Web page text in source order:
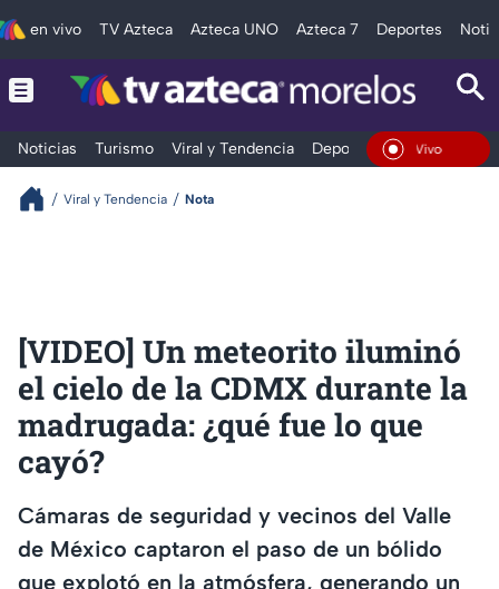
en vivo TV Azteca Azteca UNO Azteca 7 Deportes
Noticias Turismo Viral y Tendencia Deportes Espectáculos
En Vivo
Viral y Tendencia Nota
[VIDEO] Un meteorito iluminó
el cielo de la CDMX durante la
madrugada: ¿qué fue lo que
cayó?
Cámaras de seguridad y vecinos del Valle
de México captaron el paso de un bólido
que explotó en la atmósfera, generando un